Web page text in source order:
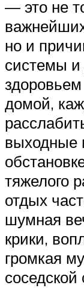
— это не
но и
системы и
домой,
выходные
тяжелого
отдых
шумная
крики,
громкая
соседской